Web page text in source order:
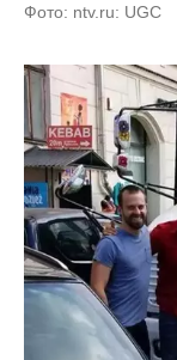
Фото: ntv.ru: UGC